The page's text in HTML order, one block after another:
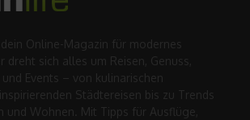
Online-Magazin für modernes
dreht sich alles um Reisen, Genuss,
Events – von kulinarischen
Städtereisen bis zu Trends
und Wohnen. Mit Tipps für Ausflüge,